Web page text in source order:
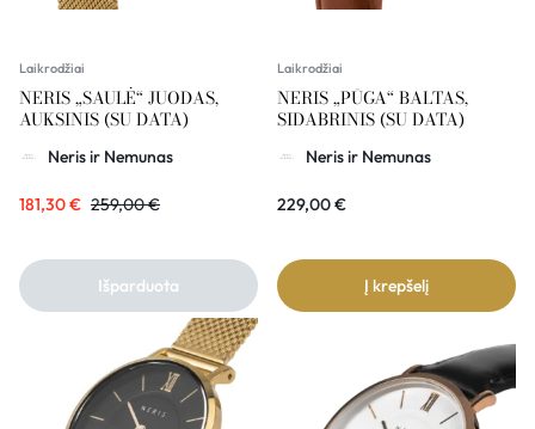
Laikrodžiai
NERIS „SAULĖ“ JUODAS,
AUKSINIS (SU DATA)
Neris ir Nemunas
181,30€ 259,00€
Išparduota
Laikrodžiai
NERIS „PŪGA“ BALTAS,
SIDABRINIS (SU DATA)
Neris ir Nemunas
229,00€
Į krepšelį